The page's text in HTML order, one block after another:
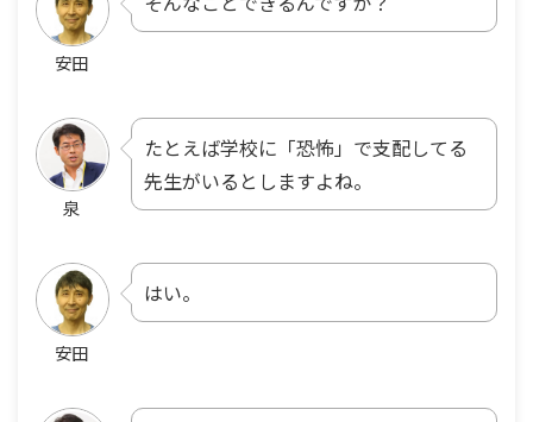
安田
泉
たとえば学校に「恐怖」で支配してる
先生がいるとしますよね。
安田
はい。